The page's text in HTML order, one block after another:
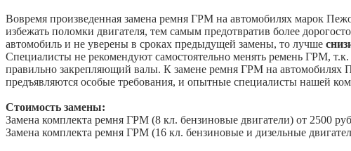
Вовремя произведенная замена ремня ГРМ на автомобилях марок
избежать поломки двигателя, тем самым предотвратив более
автомобиль и не уверены в сроках предыдущей замены, то лучше
Специалисты не рекомендуют самостоятельно менять ремень ГРМ,
правильно закрепляющий валы. К замене ремня ГРМ на автомобилях
предъявляются особые требования, и опытные специалисты нашей
Стоимость замены:
Замена комплекта ремня ГРМ (8 кл. бензиновые двигатели) от 2500
Замена комплекта ремня ГРМ (16 кл. бензиновые и дизельные